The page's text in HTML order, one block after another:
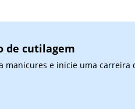
de cutilagem
e inicie uma carreira